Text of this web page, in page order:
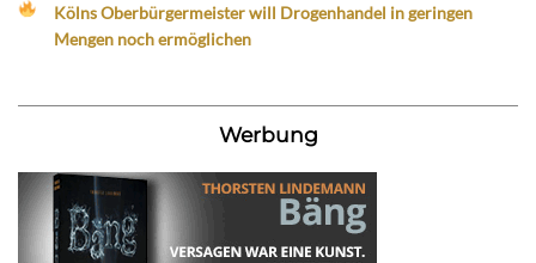
Kölns Oberbürgermeister will Drogenhandel in geringen
Mengen noch ermöglichen
Werbung